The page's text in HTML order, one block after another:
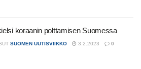
koraanin polttamisen Suomessa
SUOMEN UUTISVIIKKO 3.2.2023 0